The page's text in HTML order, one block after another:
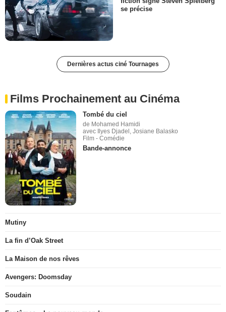
se précise
Dernières actus ciné Tournages
Films Prochainement au Cinéma
Tombé du ciel
de Mohamed Hamidi
avec Ilyes Djadel, Josiane Balasko
Film - Comédie
Bande-annonce
Mutiny
La fin d’Oak Street
La Maison de nos rêves
Avengers: Doomsday
Soudain